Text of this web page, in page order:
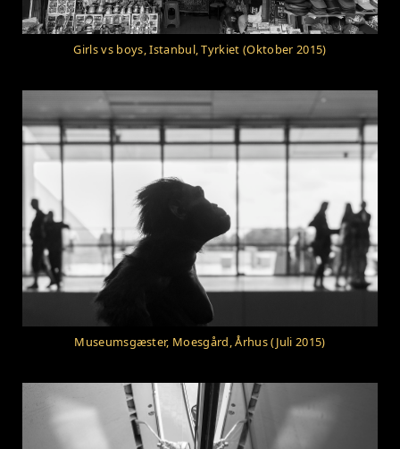
Girls vs boys, Istanbul, Tyrkiet (Oktober 2015)
Museumsgæster, Moesgård, Århus (Juli 2015)